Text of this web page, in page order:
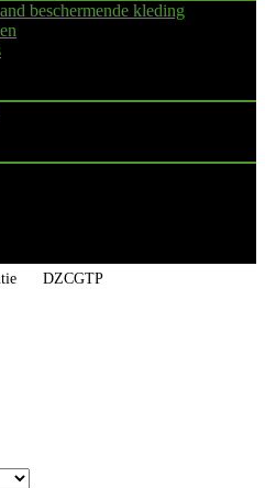
beschermende kleding
DZCGTP